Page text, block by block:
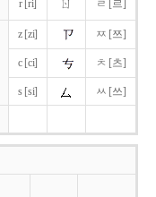
r [ri] ㄖ ㄹ [르]
z [zi] ㅉ [쯔]
c [ci] ㅊ [츠]
s [si] ㅆ [쓰]